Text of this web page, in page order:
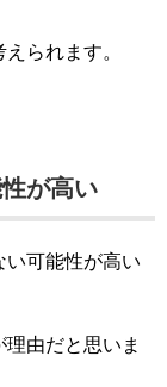
られます。
が高い
い可能性が高い
由だと思いま